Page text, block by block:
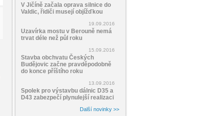
V Jičíně začala oprava silnice do
Valdic, řidiči musejí objížďkou
19.09.2016
Uzavírka mostu v Berouně nemá
trvat déle než půl roku
15.09.2016
Stavba obchvatu Českých
Budějovic začne pravděpodobně
do konce příštího roku
13.09.2016
Spolek pro výstavbu dálnic D35 a
D43 zabezpečí plynulejší realizaci
Další novinky >>